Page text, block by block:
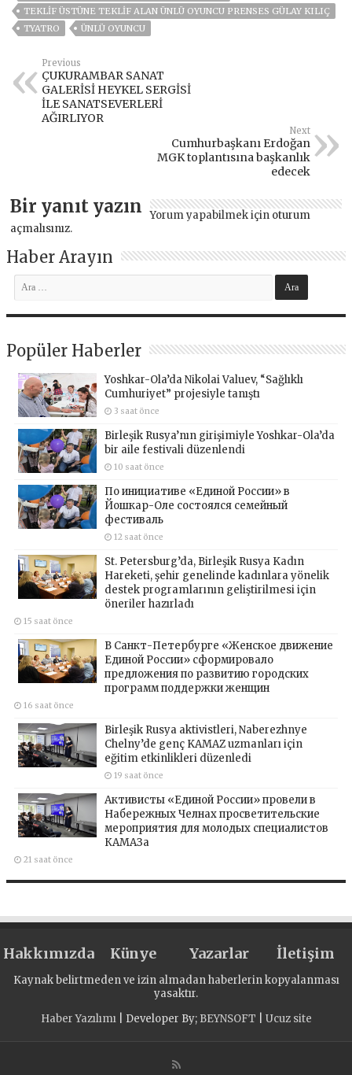
TEKLIF ÜSTÜNE TEKLIF ALAN ÜNLÜ OYUNCU PRENSES GÜLAY KILIÇ
TYATRO
ÜNLÜ OYUNCU
Previous
ÇUKURAMBAR SANAT
GALERİSİ HEYKEL SERGİSİ
İLE SANATSEVERLERİ
AĞIRLIYOR
Next
Cumhurbaşkanı Erdoğan
MGK toplantısına başkanlık
edecek
Bir yanıt yazın Yorum yapabilmek için oturum
açmalısınız.
Haber Arayın
Popüler Haberler
Yoshkar-Ola’da Nikolai Valuev, “Sağlıklı
Cumhuriyet” projesiyle tanıştı
3 saat önce
Birleşik Rusya’nın girişimiyle Yoshkar-Ola’da
bir aile festivali düzenlendi
10 saat önce
По инициативе «Единой России» в
Йошкар-Оле состоялся семейный
фестиваль
12 saat önce
St. Petersburg’da, Birleşik Rusya Kadın
Hareketi, şehir genelinde kadınlara yönelik
destek programlarının geliştirilmesi için
öneriler hazırladı
15 saat önce
В Санкт-Петербурге «Женское движение
Единой России» сформировало
предложения по развитию городских
программ поддержки женщин
16 saat önce
Birleşik Rusya aktivistleri, Naberezhnye
Chelny’de genç KAMAZ uzmanları için
eğitim etkinlikleri düzenledi
19 saat önce
Активисты «Единой России» провели в
Набережных Челнах просветительские
мероприятия для молодых специалистов
КАМАЗа
21 saat önce
Hakkımızda Künye Yazarlar İletişim
Kaynak belirtmeden ve izin almadan haberlerin kopyalanması
yasaktır.
Haber Yazılımı| Developer By; BEYNSOFT Ucuz site